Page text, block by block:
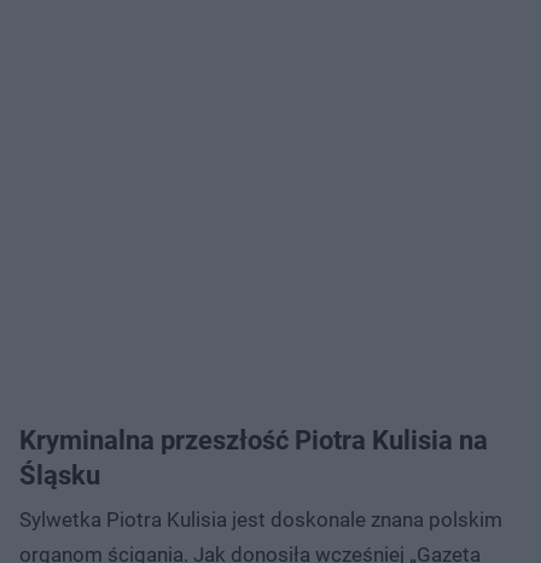
Kryminalna przeszłość Piotra Kulisia na
Śląsku
Sylwetka Piotra Kulisia jest doskonale znana polskim
organom ścigania. Jak donosiła wcześniej „Gazeta